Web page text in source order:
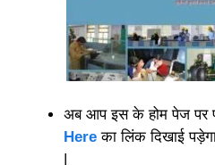
अब आप इस के होम पेज पर
Here का लिंक दिखाई
|